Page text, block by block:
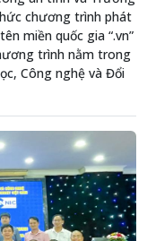
chương trình phát
miền quốc gia “.vn”
trình nằm trong
Công nghệ và Đổi